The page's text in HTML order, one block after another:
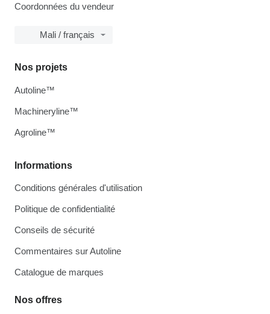
Coordonnées du vendeur
Mali / français
Informations
Conditions générales d'utilisation
Politique de confidentialité
Conseils de sécurité
Commentaires sur Autoline
Catalogue de marques
Nos offres
Nos projets
Autoline™
Machineryline™
Agroline™